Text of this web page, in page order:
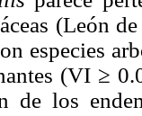
(León
especies
(VI ≥
de los